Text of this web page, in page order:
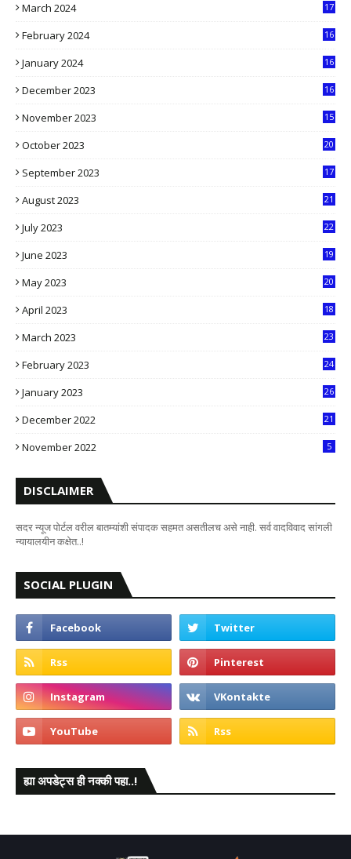
March 2024
17
February 2024
16
January 2024
16
December 2023
16
November 2023
15
October 2023
20
September 2023
17
August 2023
21
July 2023
22
June 2023
19
May 2023
20
April 2023
18
March 2023
23
February 2023
24
January 2023
26
December 2022
21
November 2022 5
DISCLAIMER
सदर न्यूज पोर्टल वरील बातम्यांशी संपादक सहमत असतीलच असे नाही. सर्व वादविवाद सांगली
न्यायालयीन कक्षेत..!
SOCIAL PLUGIN
ह्या अपडेट्स ही नक्की पहा..!